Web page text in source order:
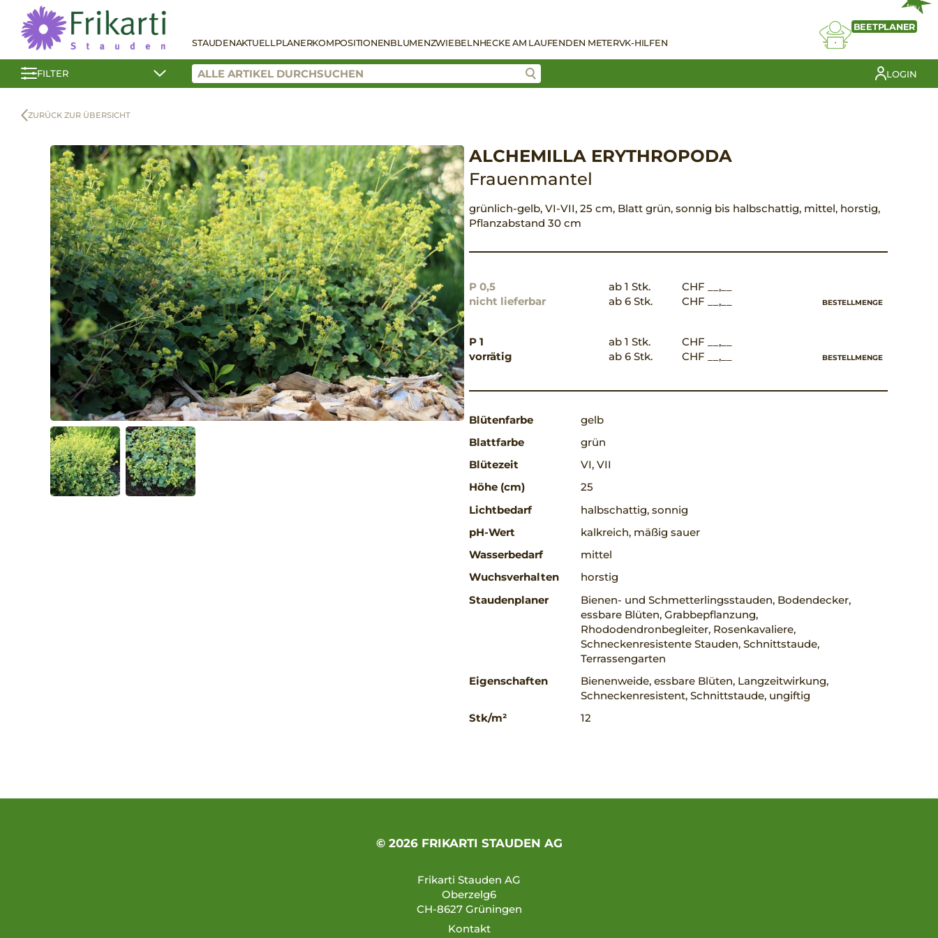
STAUDENAKTUELLPLANERKOMPOSITIONENBLUMENZWIEBELNHECKE AM LAUFENDEN METERVK-HILFEN
NEU
BEETPLANER
FILTER LOGIN
ZURÜCK ZUR ÜBERSICHT
ALCHEMILLA ERYTHROPODA
Frauenmantel
grünlich-gelb, VI-VII, 25 cm, Blatt grün, sonnig bis halbschattig, mittel, horstig,
Pflanzabstand 30 cm
P 0,5
nicht lieferbar
ab 1 Stk.
CHF __,__
ab 6 Stk.
CHF __,__ BESTELLMENGE
P 1
vorrätig
ab 1 Stk.
CHF __,__
ab 6 Stk.
CHF __,__ BESTELLMENGE
Blütenfarbe
gelb
Blattfarbe
grün
Blütezeit
VI, VII
Höhe (cm)
25
Lichtbedarf
halbschattig, sonnig
pH-Wert
kalkreich, mäßig sauer
Wasserbedarf
mittel
Wuchsverhalten
horstig
Staudenplaner
Bienen- und Schmetterlingsstauden, Bodendecker,
essbare Blüten, Grabbepflanzung,
Rhododendronbegleiter, Rosenkavaliere,
Schneckenresistente Stauden, Schnittstaude,
Terrassengarten
Eigenschaften
Bienenweide, essbare Blüten, Langzeitwirkung,
Schneckenresistent, Schnittstaude, ungiftig
Stk/m²
12
© 2026 FRIKARTI STAUDEN AG
Frikarti Stauden AG
Oberzelg6
CH-8627 Grüningen
Kontakt